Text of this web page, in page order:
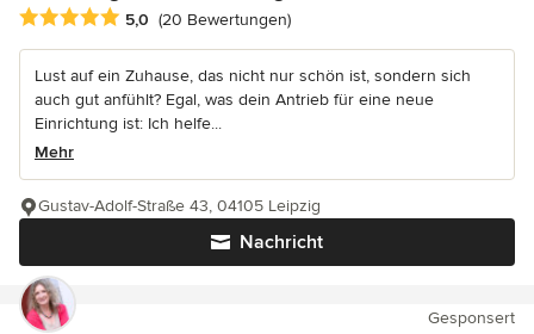
Durchschnittliche Bewertung: 5 von 5 Sternen
5,0 (20 Bewertungen)
Lust auf ein Zuhause, das nicht nur schön ist, sondern sich
auch gut anfühlt? Egal, was dein Antrieb für eine neue
Einrichtung ist: Ich helfe...
Mehr
Nachricht
Gustav-Adolf-Straße 43, 04105 Leipzig
Gesponsert